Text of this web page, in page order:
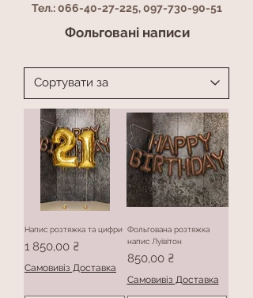
Тел.:066-40-27-225,097-730-90-51
Фольговані написи
Напис розтяжка та цифри
Ціна
1 850,00 ₴
Самовивіз Доставка
Фольгована розтяжка
напис Луівітон
Ціна
850,00 ₴
Самовивіз Доставка